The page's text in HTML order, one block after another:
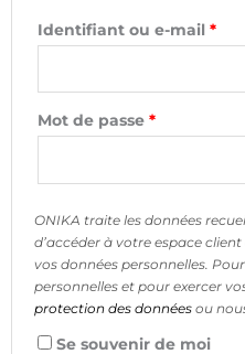
Identifiant ou e-mail *
Mot de passe *
ONIKA traite les données
d’accéder à votre espace
vos données personnelles.
personnelles et pour exercer
protection des données ou
Se souvenir de moi